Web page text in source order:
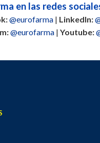
en las redes
@eurofarma | LinkedIn:
@eurofarma |Youtube: